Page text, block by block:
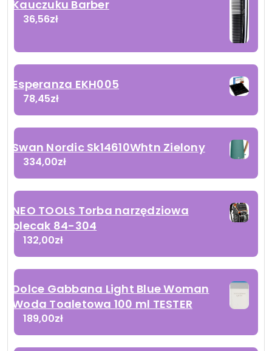
Kauczuku Barber
36,56zł
Esperanza EKH005
78,45zł
Swan Nordic Sk14610Whtn Zielony
334,00zł
NEO TOOLS Torba narzędziowa
plecak 84-304
132,00zł
Dolce Gabbana Light Blue Woman
Woda Toaletowa 100 ml TESTER
189,00zł